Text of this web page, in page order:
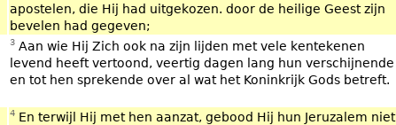
apostelen, die Hij had uitgekozen. door de heilige Geest zijn
bevelen had gegeven;
3 Aan wie Hij Zich ook na zijn lijden met vele kentekenen
levend heeft vertoond, veertig dagen lang hun verschijnende
en tot hen sprekende over al wat het Koninkrijk Gods betreft.
4 En terwijl Hij met hen aanzat, gebood Hij hun Jeruzalem niet